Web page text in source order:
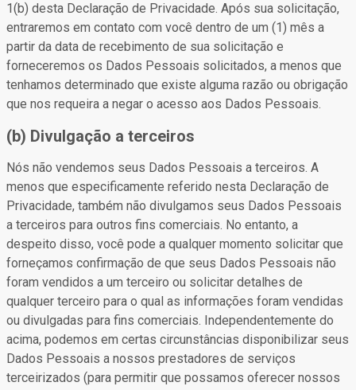
1(b) desta Declaração de Privacidade. Após sua solicitação,
entraremos em contato com você dentro de um (1) mês a
partir da data de recebimento de sua solicitação e
forneceremos os Dados Pessoais solicitados, a menos que
tenhamos determinado que existe alguma razão ou obrigação
que nos requeira a negar o acesso aos Dados Pessoais.
(b) Divulgação a terceiros
Nós não vendemos seus Dados Pessoais a terceiros. A
menos que especificamente referido nesta Declaração de
Privacidade, também não divulgamos seus Dados Pessoais
a terceiros para outros fins comerciais. No entanto, a
despeito disso, você pode a qualquer momento solicitar que
forneçamos confirmação de que seus Dados Pessoais não
foram vendidos a um terceiro ou solicitar detalhes de
qualquer terceiro para o qual as informações foram vendidas
ou divulgadas para fins comerciais. Independentemente do
acima, podemos em certas circunstâncias disponibilizar seus
Dados Pessoais a nossos prestadores de serviços
terceirizados (para permitir que possamos oferecer nossos